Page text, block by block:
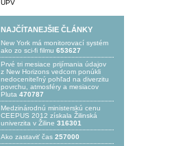
UPV
NAJČÍTANEJŠIE ČLÁNKY
New York má monitorovací systém
ako zo sci-fi filmu 653627
Prvé tri mesiace prijímania údajov
z New Horizons vedcom ponúkli
nedoceniteľný pohľad na diverzitu
povrchu, atmosféry a mesiacov
Pluta 470787
Medzinárodnú ministerskú cenu
CEEPUS 2012 získala Žilinská
univerzita v Žiline 316301
Ako zastaviť čas 257000